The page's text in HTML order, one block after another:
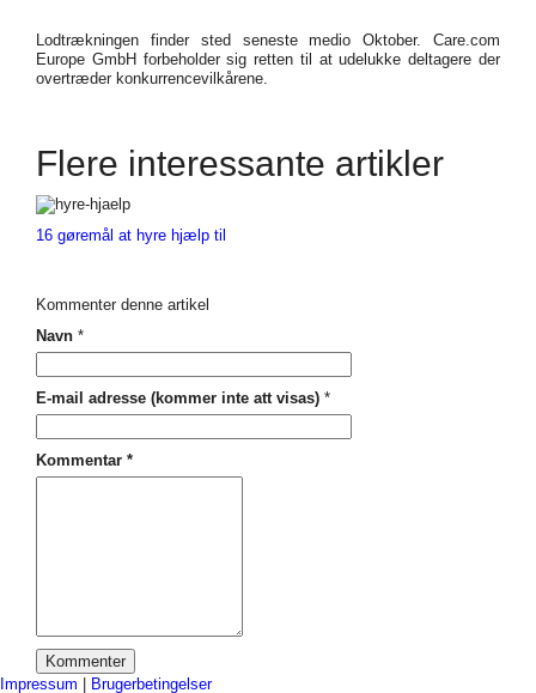
Lodtrækningen finder sted seneste medio Oktober. Care.com
Europe GmbH forbeholder sig retten til at udelukke deltagere der
overtræder konkurrencevilkårene.
Flere interessante artikler
16 gøremål at hyre hjælp til
Kommenter denne artikel
Navn *
E-mail adresse (kommer inte att visas) *
Kommentar *
Impressum Brugerbetingelser